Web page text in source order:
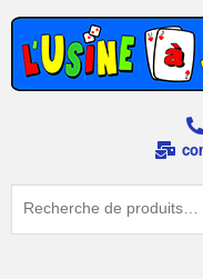
contenu